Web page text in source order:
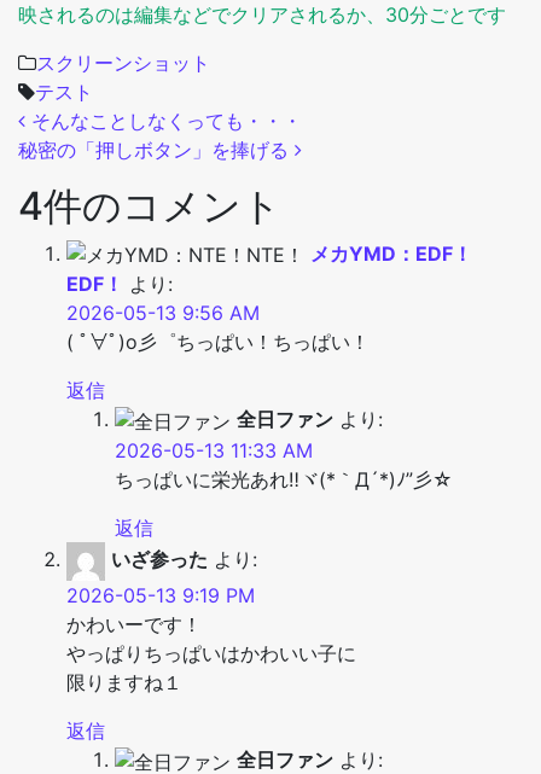
映されるのは編集などでクリアされるか、30分ごとです
スクリーンショット
テスト
投稿ナビゲーション
そんなことしなくっても・・・
秘密の「押しボタン」を捧げる
4件のコメント
メカYMD：EDF！
EDF！
より:
2026-05-13 9:56 AM
( ﾟ∀ﾟ)o彡゜ちっぱい！ちっぱい！
返信
全日ファン より:
2026-05-13 11:33 AM
ちっぱいに栄光あれ‼ヾ(*｀Д´*)ﾉ”彡☆
返信
いざ参った より:
2026-05-13 9:19 PM
かわいーです！
やっぱりちっぱいはかわいい子に
限りますね１
返信
全日ファン より: